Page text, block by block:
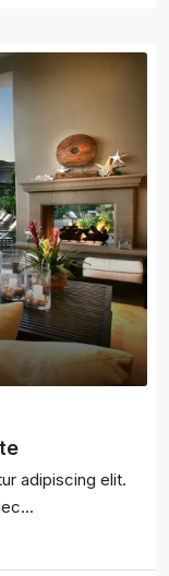
adipiscing elit.